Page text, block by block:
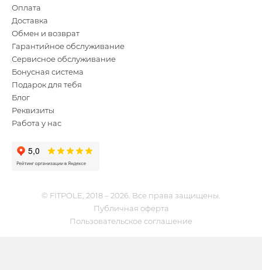
Оплата
Доставка
Обмен и возврат
Гарантийное обслуживание
Сервисное обслуживание
Бонусная система
Подарок для тебя
Блог
Реквизиты
Работа у нас
© FITPOLE, 2018 – 2026. Все права защищены.
Публичная оферта
Пользовательское соглашение